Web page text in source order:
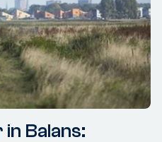
Balans: